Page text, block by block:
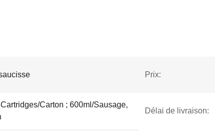
Prix:
Carton ; 600ml/Sausage,
Délai de livraison: